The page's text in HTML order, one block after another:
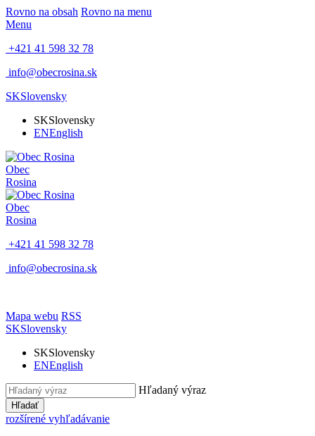
Rovno na obsah Rovno na menu
Menu
+421 41 598 32 78
info@obecrosina.sk
SKSlovensky
SKSlovensky
ENEnglish
Obec
Rosina
Obec
Rosina
+421 41 598 32 78
info@obecrosina.sk
Mapa webu RSS
SKSlovensky
SKSlovensky
ENEnglish
Hľadaný výraz
Hľadať
rozšírené vyhľadávanie